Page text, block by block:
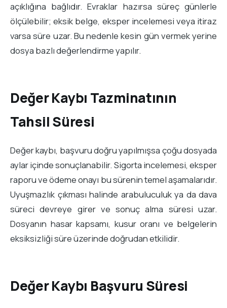
açıklığına bağlıdır. Evraklar hazırsa süreç günlerle
ölçülebilir; eksik belge, eksper incelemesi veya itiraz
varsa süre uzar. Bu nedenle kesin gün vermek yerine
dosya bazlı değerlendirme yapılır.
Değer Kaybı Tazminatının
Tahsil Süresi
Değer kaybı, başvuru doğru yapılmışsa çoğu dosyada
aylar içinde sonuçlanabilir. Sigorta incelemesi, eksper
raporu ve ödeme onayı bu sürenin temel aşamalarıdır.
Uyuşmazlık çıkması halinde arabuluculuk ya da dava
süreci devreye girer ve sonuç alma süresi uzar.
Dosyanın hasar kapsamı, kusur oranı ve belgelerin
eksiksizliği süre üzerinde doğrudan etkilidir.
Değer Kaybı Başvuru Süresi